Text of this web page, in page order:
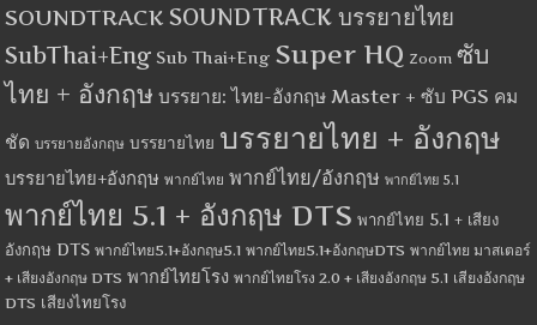
SOUNDTRACK SOUNDTRACK บรรยายไทย
SubThai+Eng Sub Thai+Eng Super HQ Zoom ซับ
ไทย + อังกฤษ บรรยาย: ไทย-อังกฤษ Master + ซับ PGS คม
ชัด บรรยายอังกฤษ บรรยายไทย บรรยายไทย + อังกฤษ
บรรยายไทย+อังกฤษ พากย์ไทย พากย์ไทย/อังกฤษ พากย์ไทย 5.1
พากย์ไทย 5.1 + อังกฤษ DTS พากย์ไทย 5.1 + เสียง
อังกฤษ DTS พากย์ไทย5.1+อังกฤษ5.1 พากย์ไทย5.1+อังกฤษDTS พากย์ไทย มาสเตอร์
+ เสียงอังกฤษ DTS พากย์ไทยโรง พากย์ไทยโรง 2.0 + เสียงอังกฤษ 5.1 เสียงอังกฤษ
DTS เสียงไทยโรง